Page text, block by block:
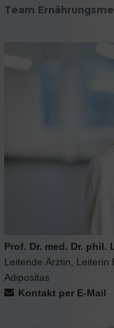
Team
Prof. Dr. med. Dr. phil.
Leitende Ärztin, Leiterin
Adipositas
Kontakt per E-Mail